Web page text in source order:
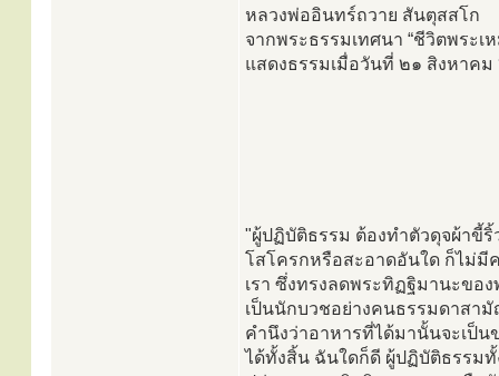
หลวงพ่ออินทร์ถวาย สันตุสสโก
จากพระธรรมเทศนา “ชีวิตพระเ
แสดงธรรมเมื่อวันที่ ๒๑ สิงหาค
"ผู้ปฏิบัติธรรม ต้องทำตัวดุจผ้าขี้ริ้
โสโครกหรือสะอาดอันใด ก็ไม่มี
เรา ซึ่งทรงลดพระทิฏฐิมานะขอ
เป็นนักบวชอย่างคนธรรมดาสา
คำนึงว่าอาหารที่ได้มานั้นจะเป็
ได้ทั้งสิ้น ฉันใดก็ดี ผู้ปฏิบัติธรรม